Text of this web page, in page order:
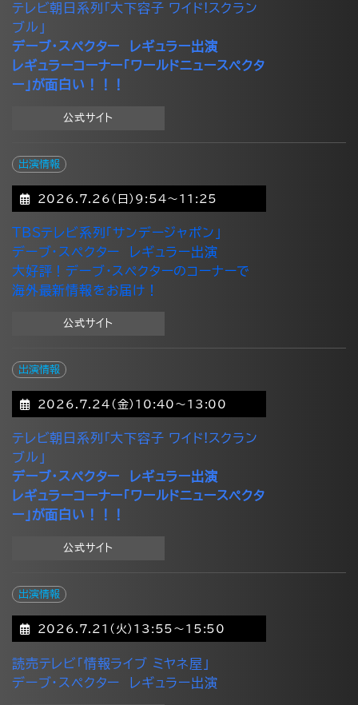
テレビ朝日系列「大下容子 ワイド!スクラン
ブル」
デーブ・スペクター レギュラー出演
レギュラーコーナー「ワールドニュースペクタ
ー」が面白い！！！
公式サイト
出演情報
2026.7.26(日)9:54～11:25
TBSテレビ系列「サンデージャポン」
デーブ・スペクター レギュラー出演
大好評！デーブ・スペクターのコーナーで
海外最新情報をお届け！
公式サイト
出演情報
2026.7.24(金)10:40～13:00
テレビ朝日系列「大下容子 ワイド!スクラン
ブル」
デーブ・スペクター レギュラー出演
レギュラーコーナー「ワールドニュースペクタ
ー」が面白い！！！
公式サイト
出演情報
2026.7.21(火)13:55～15:50
読売テレビ「情報ライブ ミヤネ屋」
デーブ・スペクター レギュラー出演